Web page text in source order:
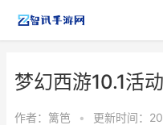
梦幻西游10.1活动
作者： 篱笆 • 更新时间：